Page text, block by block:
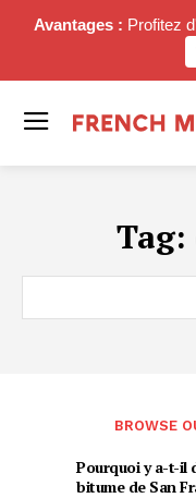
Avantages : Profitez
Tag:
BROWSE
Pourquoi y a-t-il
bitume de San